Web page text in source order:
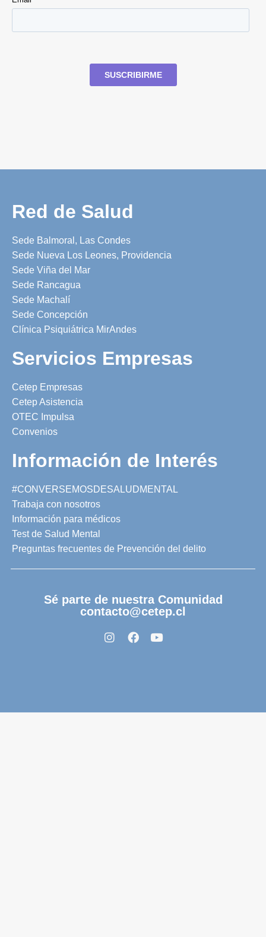
Red de Salud
Sede Balmoral, Las Condes
Sede Nueva Los Leones, Providencia
Sede Viña del Mar
Sede Rancagua
Sede Machalí
Sede Concepción
Clínica Psiquiátrica MirAndes
Servicios Empresas
Cetep Empresas
Cetep Asistencia
OTEC Impulsa
Convenios
Información de Interés
#CONVERSEMOSDESALUDMENTAL
Trabaja con nosotros
Información para médicos
Test de Salud Mental
Preguntas frecuentes de Prevención del delito
Sé parte de nuestra Comunidad
contacto@cetep.cl